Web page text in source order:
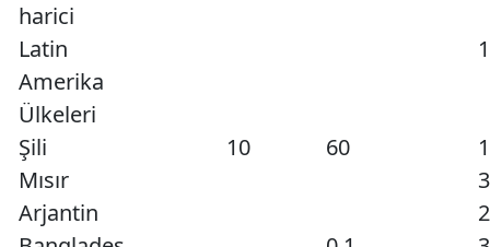
harici
Latin
Amerika
Ülkeleri
Şili 10 60
Mısır
Arjantin